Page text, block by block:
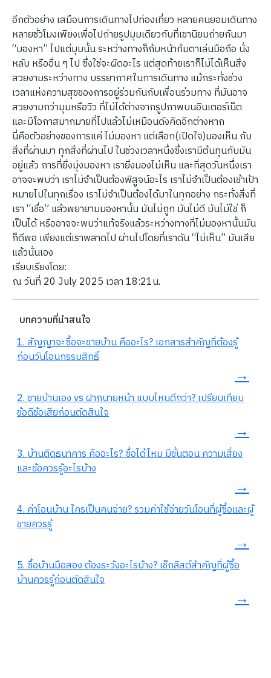
อีกตัวอย่าง เสมือนการเดินทางไปท่องเที่ยว หลายคนยอมเดินทาง
หลายชั่วโมงเพียงเพื่อไปถ่ายรูปมุมเดียวกับที่เขานิยมถ่ายกันมา
“มองหา” ไปแต่มุมนั้น ระหว่างทางก็ก้มหน้าก้มตาเล่นมือถือ นั่ง
หลับ หรืออื่น ๆ ไป ซึ่งใช่จะผิดอะไร แต่สุดท้ายเราก็ไม่ได้เห็นสิ่ง
สวยงามระหว่างทาง บรรยากาศในการเดินทาง แม้กระทั่งช่วง
เวลาแห่งความสุขของการอยู่ร่วมกันกับเพื่อนร่วมทาง ที่มันอาจ
สวยงามกว่ามุมหรือวิว ที่ไม่ได้ต่างจากรูปภาพบนอินเตอร์เน็ต
และมีโอกาสมากมายที่ไปแล้วไม่เหมือนดังคิดอีกต่างหาก
นี่คือตัวอย่างของการแค่ ไม่มองหา แต่เลือก(เปิดใจ)มองเห็น กับ
สิ่งที่ผ่านมา ทุกสิ่งที่ผ่านไป ในช่วงเวลาหนึ่งซึ่งเรามีต้นทุนกับมัน
อยู่แล้ว การที่ยิ่งมุ่งมองหา เรายิ่งมองไม่เห็น และที่สุดวันหนึ่งเรา
อาจจะพบว่า เราไม่จำเป็นต้องพิสูจน์อะไร เราไม่จำเป็นต้องเข้าเป้า
หมายไปในทุกเรื่อง เราไม่จำเป็นต้องได้มาในทุกอย่าง กระทั่งสิ่งที่
เรา “เชื่อ” แล้วพยายามมองหานั้น มันไม่ถูก มันไม่ดี มันไม่ใช่ ก็
เป็นได้ หรืออาจจะพบว่าแท้จริงแล้วระหว่างทางที่ไม่มองหานั้นมัน
ก็ดีพอ เพียงแต่เราพลาดไป ผ่านไปโดยที่เราดัน “ไม่เห็น” มันเสีย
แล้วนั่นเอง
เรียบเรียงโดย:
ณ วันที่ 20 July 2025 เวลา 18:21น.
บทความที่น่าสนใจ
1. สัญญาจะซื้อจะขายบ้าน คืออะไร? เอกสารสำคัญที่ต้องรู้
ก่อนวันโอนกรรมสิทธิ์
→
2. ขายบ้านเอง vs ฝากนายหน้า แบบไหนดีกว่า? เปรียบเทียบ
ข้อดีข้อเสียก่อนตัดสินใจ
→
3. บ้านติดธนาคาร คืออะไร? ซื้อได้ไหม มีขั้นตอน ความเสี่ยง
และข้อควรรู้อะไรบ้าง
→
4. ค่าโอนบ้าน ใครเป็นคนจ่าย? รวมค่าใช้จ่ายวันโอนที่ผู้ซื้อและผู้
ขายควรรู้
→
5. ซื้อบ้านมือสอง ต้องระวังอะไรบ้าง? เช็กลิสต์สำคัญที่ผู้ซื้อ
บ้านควรรู้ก่อนตัดสินใจ
→